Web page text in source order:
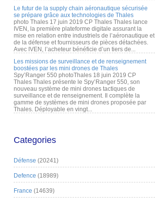
Le futur de la supply chain aéronautique sécurisée
se prépare grâce aux technologies de Thales
photo Thales 17 juin 2019 CP Thales Thales lance
IVEN, la première plateforme digitale assurant la
mise en relation entre industriels de l’aéronautique et
de la défense et fournisseurs de pièces détachées.
Avec IVEN, l’acheteur bénéficie d’un tiers de...
Les missions de surveillance et de renseignement
boostées par les mini drones de Thales
Spy’Ranger 550 photoThales 18 juin 2019 CP
Thales Thales présente le Spy’Ranger 550, son
nouveau système de mini drones tactiques de
surveillance et de renseignement. Il complète la
gamme de systèmes de mini drones proposée par
Thales. Déployable en vingt...
Categories
Défense (20241)
Defence (18989)
France (14639)